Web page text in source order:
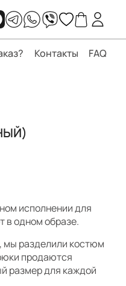
Контакты FAQ
исполнении для
в одном образе.
мы разделили костюм
продаются
размер для каждой